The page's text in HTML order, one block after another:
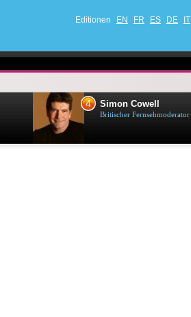
Editionen EN FR ES DE IT
4 Simon Cowell
Britischer Fernsehmoderator